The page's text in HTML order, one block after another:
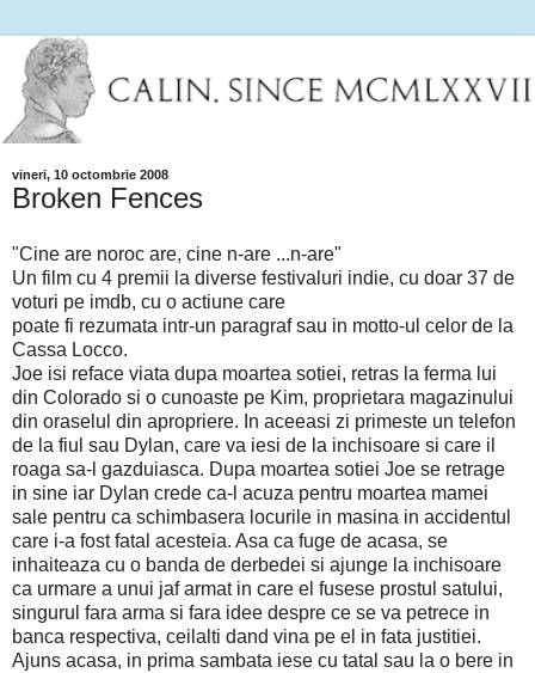
vineri, 10 octombrie 2008
Broken Fences
"Cine are noroc are, cine n-are ...n-are"
Un film cu 4 premii la diverse festivaluri indie, cu doar 37 de
voturi pe imdb, cu o actiune care
poate fi rezumata intr-un paragraf sau in motto-ul celor de la
Cassa Locco.
Joe isi reface viata dupa moartea sotiei, retras la ferma lui
din Colorado si o cunoaste pe Kim, proprietara magazinului
din oraselul din apropriere. In aceeasi zi primeste un telefon
de la fiul sau Dylan, care va iesi de la inchisoare si care il
roaga sa-l gazduiasca. Dupa moartea sotiei Joe se retrage
in sine iar Dylan crede ca-l acuza pentru moartea mamei
sale pentru ca schimbasera locurile in masina in accidentul
care i-a fost fatal acesteia. Asa ca fuge de acasa, se
inhaiteaza cu o banda de derbedei si ajunge la inchisoare
ca urmare a unui jaf armat in care el fusese prostul satului,
singurul fara arma si fara idee despre ce se va petrece in
banca respectiva, ceilalti dand vina pe el in fata justitiei.
Ajuns acasa, in prima sambata iese cu tatal sau la o bere in